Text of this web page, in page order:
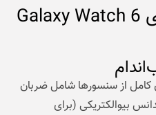
ویژگی‌ها و قابلیت‌های Galaxy Watch 6
کامل از سنسورها شامل ضربان
بیوالکتریکی (برای